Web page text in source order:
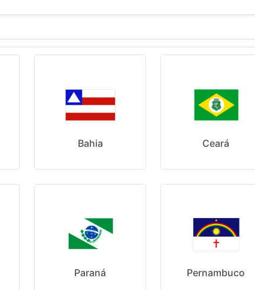
Bahia Ceará
Paraná Pernambuco